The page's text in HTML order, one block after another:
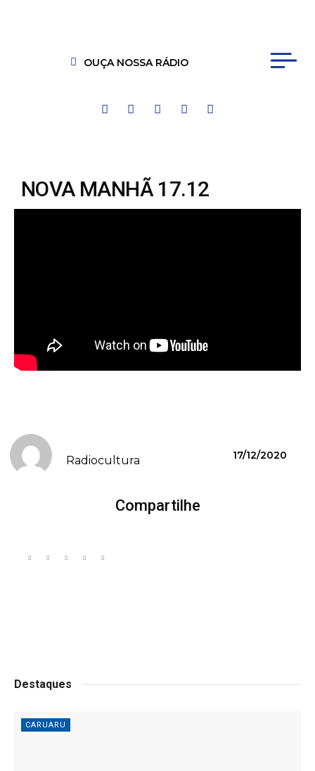
OUÇA NOSSA RÁDIO
NOVA MANHÃ 17.12
Radiocultura 17/12/2020
Compartilhe
Destaques
CARUARU